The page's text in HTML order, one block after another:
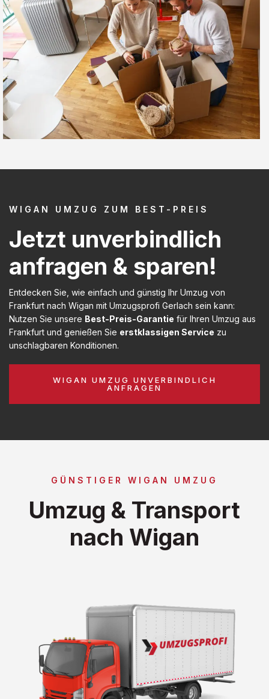
WIGAN UMZUG ZUM BEST-PREIS
Jetzt unverbindlich
anfragen & sparen!
Entdecken Sie, wie einfach und günstig Ihr Umzug von
Frankfurt nach Wigan mit Umzugsprofi Gerlach sein kann:
Nutzen Sie unsere Best-Preis-Garantie für Ihren Umzug aus
Frankfurt und genießen Sie erstklassigen Service zu
unschlagbaren Konditionen.
WIGAN UMZUG UNVERBINDLICH
ANFRAGEN
GÜNSTIGER WIGAN UMZUG
Umzug & Transport
nach Wigan